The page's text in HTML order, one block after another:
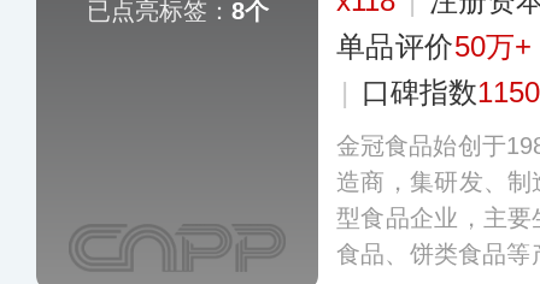
已点亮标签： 8个
单品评价50万+
| 口碑指数1150
金冠食品始创于
造商，集研发、
型食品企业，主
食品、饼类食品